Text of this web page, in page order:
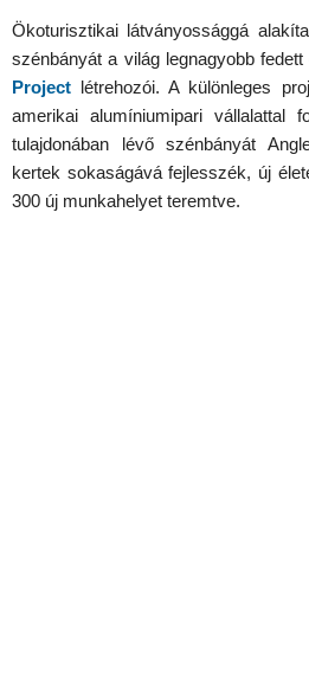
Ökoturisztikai látványossággá
szénbányát a világ legnagyobb
Project létrehozói. A különleges
amerikai alumíniumipari vállalattal
tulajdonában lévő szénbányát
kertek sokaságává fejlesszék, új
300 új munkahelyet teremtve.